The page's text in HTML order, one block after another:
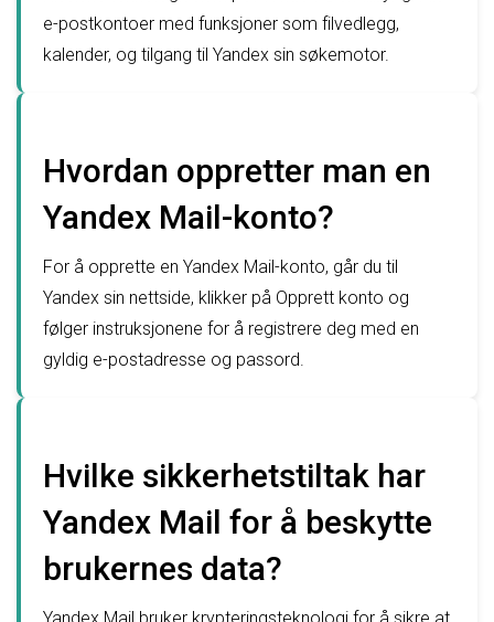
e-postkontoer med funksjoner som filvedlegg,
kalender, og tilgang til Yandex sin søkemotor.
Hvordan oppretter man en
Yandex Mail-konto?
For å opprette en Yandex Mail-konto, går du til
Yandex sin nettside, klikker på Opprett konto og
følger instruksjonene for å registrere deg med en
gyldig e-postadresse og passord.
Hvilke sikkerhetstiltak har
Yandex Mail for å beskytte
brukernes data?